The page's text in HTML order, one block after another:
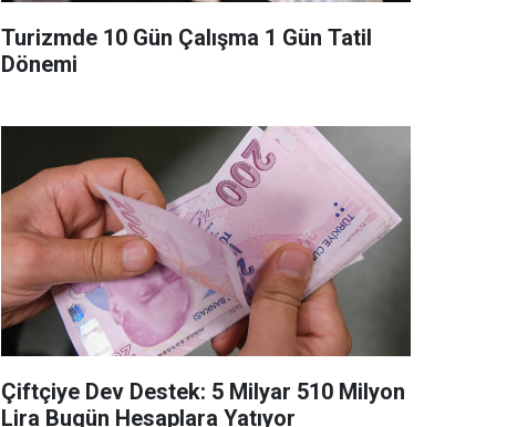
Turizmde 10 Gün Çalışma 1 Gün Tatil
Dönemi
Çiftçiye Dev Destek: 5 Milyar 510 Milyon
Lira Bugün Hesaplara Yatıyor